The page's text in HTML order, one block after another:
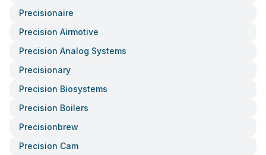
Precisionaire
Precision Airmotive
Precision Analog Systems
Precisionary
Precision Biosystems
Precision Boilers
Precisionbrew
Precision Cam